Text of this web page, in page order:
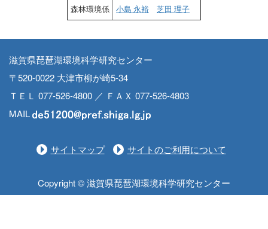
森林環境係
小島 永裕 芝田 理子
滋賀県琵琶湖環境科学研究センター
〒520-0022 大津市柳が崎5-34
ＴＥＬ 077-526-4800 ／ ＦＡＸ 077-526-4803
MAIL
サイトマップ サイトのご利用について
Copyright © 滋賀県琵琶湖環境科学研究センター